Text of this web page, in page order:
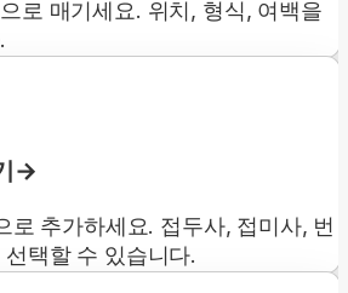
로 매기세요. 위치, 형식, 여백을
로 추가하세요. 접두사, 접미사, 번
택할 수 있습니다.